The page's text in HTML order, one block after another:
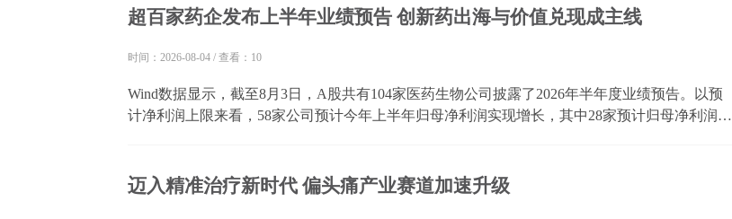
超百家药企发布上半年业绩预告 创新药出海与价值兑现成主线
时间：2026-08-04 / 查看：10
Wind数据显示，截至8月3日，A股共有104家医药生物公司披露了2026年半年度业绩预告。以预
计净利润上限来看，58家公司预计今年上半年归母净利润实现增长，其中28家预计归母净利润同
迈入精准治疗新时代 偏头痛产业赛道加速升级